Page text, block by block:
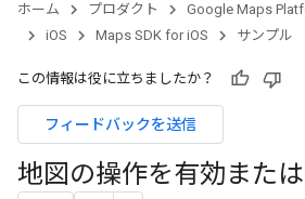
ホーム プロダクト Google Maps
iOS
Maps SDK for iOS サンプル
この情報は役に立ちましたか？
フィードバックを送信
地図の操作を有効また